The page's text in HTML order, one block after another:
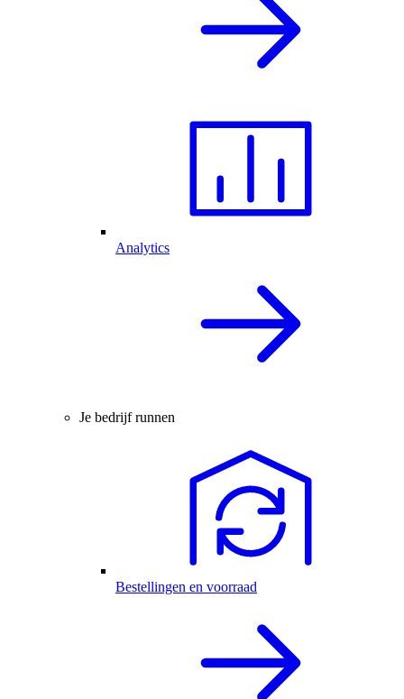
Analytics
Je bedrijf runnen
Bestellingen en voorraad